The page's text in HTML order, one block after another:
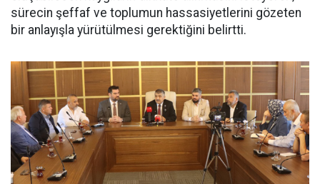
sürecin şeffaf ve toplumun hassasiyetlerini gözeten
bir anlayışla yürütülmesi gerektiğini belirtti.